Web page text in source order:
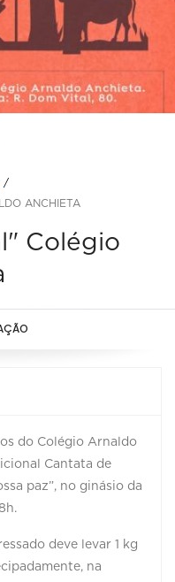
ANCHIETA
Colégio
do Colégio Arnaldo
Cantata de
paz”, no ginásio da
deve levar 1 kg
na